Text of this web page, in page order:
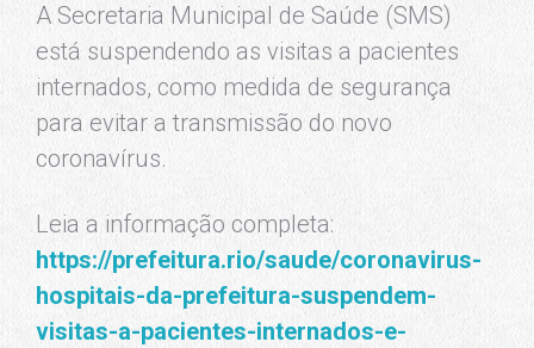
A Secretaria Municipal de Saúde (SMS)
está suspendendo as visitas a pacientes
internados, como medida de segurança
para evitar a transmissão do novo
coronavírus.
Leia a informação completa:
https://prefeitura.rio/saude/coronavirus-
hospitais-da-prefeitura-suspendem-
visitas-a-pacientes-internados-e-